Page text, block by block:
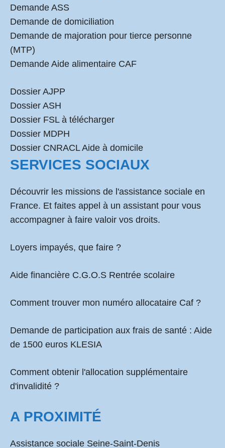
Demande ASS
Demande de domiciliation
Demande de majoration pour tierce personne
(MTP)
Demande Aide alimentaire CAF
Dossier AJPP
Dossier ASH
Dossier FSL à télécharger
Dossier MDPH
Dossier CNRACL Aide à domicile
SERVICES SOCIAUX
Découvrir les missions de l'assistance sociale en
France. Et faites appel à un assistant pour vous
accompagner à faire valoir vos droits.
Loyers impayés, que faire ?
Aide financière C.G.O.S Rentrée scolaire
Comment trouver mon numéro allocataire Caf ?
Demande de participation aux frais de santé : Aide
de 1500 euros KLESIA
Comment obtenir l'allocation supplémentaire
d'invalidité ?
A PROXIMITÉ
Assistance sociale Seine-Saint-Denis